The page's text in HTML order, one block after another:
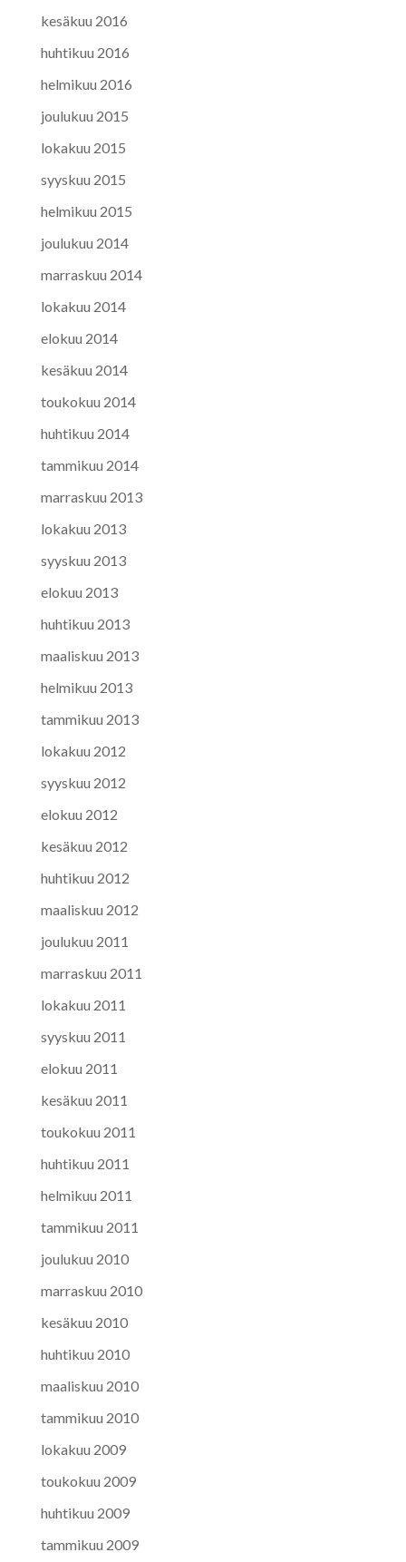
kesäkuu 2016
huhtikuu 2016
helmikuu 2016
joulukuu 2015
lokakuu 2015
syyskuu 2015
helmikuu 2015
joulukuu 2014
marraskuu 2014
lokakuu 2014
elokuu 2014
kesäkuu 2014
toukokuu 2014
huhtikuu 2014
tammikuu 2014
marraskuu 2013
lokakuu 2013
syyskuu 2013
elokuu 2013
huhtikuu 2013
maaliskuu 2013
helmikuu 2013
tammikuu 2013
lokakuu 2012
syyskuu 2012
elokuu 2012
kesäkuu 2012
huhtikuu 2012
maaliskuu 2012
joulukuu 2011
marraskuu 2011
lokakuu 2011
syyskuu 2011
elokuu 2011
kesäkuu 2011
toukokuu 2011
huhtikuu 2011
helmikuu 2011
tammikuu 2011
joulukuu 2010
marraskuu 2010
kesäkuu 2010
huhtikuu 2010
maaliskuu 2010
tammikuu 2010
lokakuu 2009
toukokuu 2009
huhtikuu 2009
tammikuu 2009